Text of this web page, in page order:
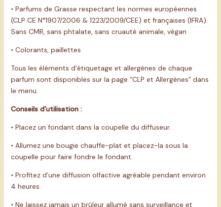
• Parfums de Grasse respectant les normes européennes
(CLP CE N°1907/2006 & 1223/2009/CEE) et françaises (IFRA).
Sans CMR, sans phtalate, sans cruauté animale, végan
• Colorants, paillettes
Tous les éléments d’étiquetage et allergènes de chaque
parfum sont disponibles sur la page “CLP et Allergènes”dans
le menu.
Conseils d’utilisation :
• Placez un fondant dans la coupelle du diffuseur.
• Allumez une bougie chauffe-plat et placez-la sous la
coupelle pour faire fondre le fondant.
• Profitez d’une diffusion olfactive agréable pendant environ
4 heures.
• Ne laissez jamais un brûleur allumé sans surveillance et